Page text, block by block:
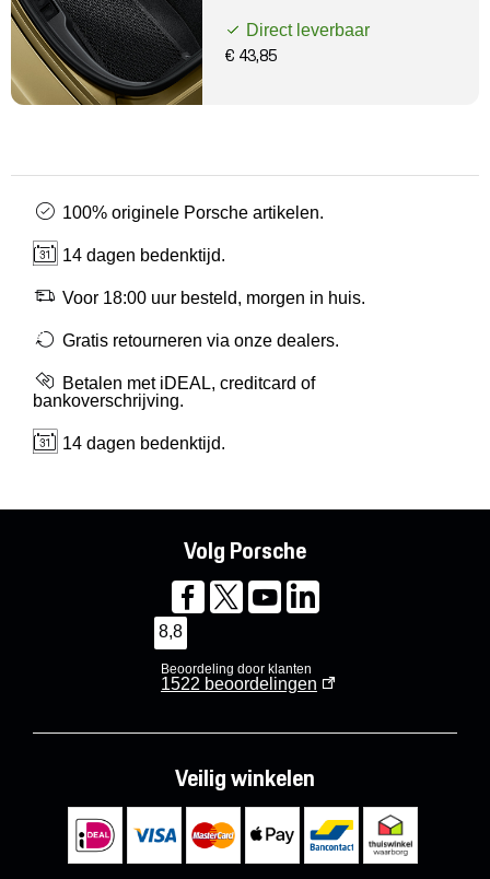
Direct leverbaar
€ 43,85
100% originele Porsche artikelen.
14 dagen bedenktijd.
Voor 18:00 uur besteld, morgen in huis.
Gratis retourneren via onze dealers.
Betalen met iDEAL, creditcard of
bankoverschrijving.
14 dagen bedenktijd.
Volg Porsche
8,8
Beoordeling door klanten
1522 beoordelingen
Veilig winkelen